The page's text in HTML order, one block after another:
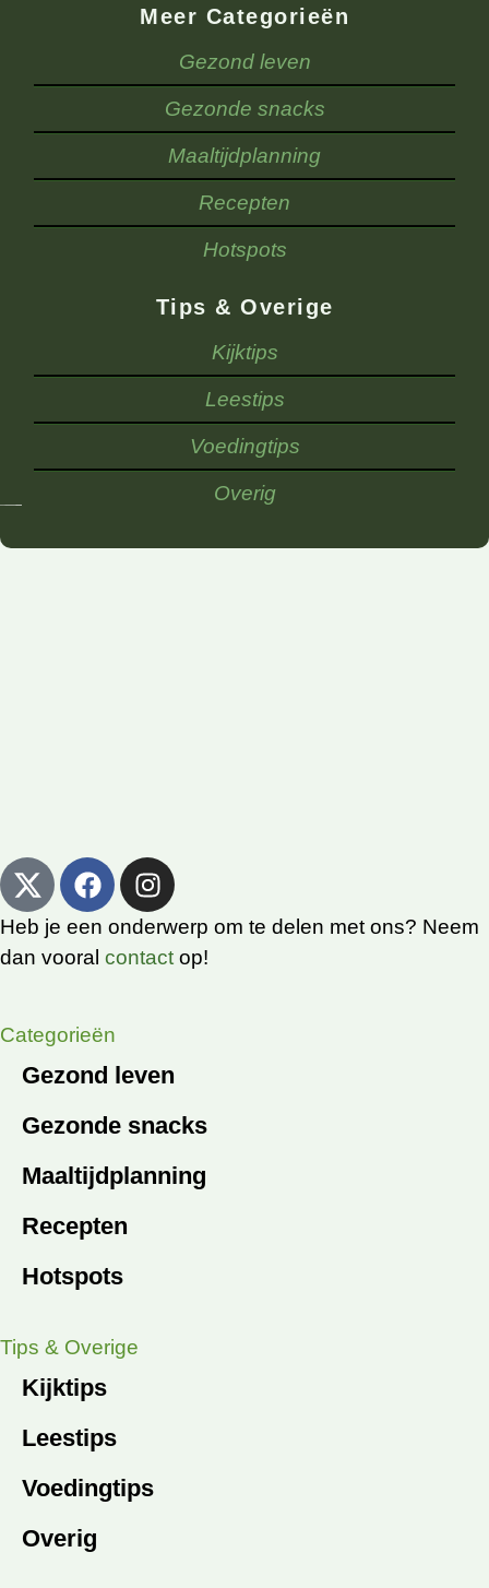
Meer Categorieën
Gezond leven
Gezonde snacks
Maaltijdplanning
Recepten
Hotspots
Tips & Overige
Kijktips
Leestips
Voedingtips
Overig
Heb je een onderwerp om te delen met ons? Neem
dan vooral contact op!
Categorieën
Gezond leven
Gezonde snacks
Maaltijdplanning
Recepten
Hotspots
Tips & Overige
Kijktips
Leestips
Voedingtips
Overig